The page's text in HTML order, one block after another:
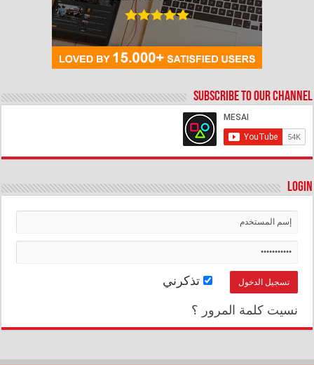
Subscribe to our Channel
Login
تذكرني
نسيت كلمة المرور ؟